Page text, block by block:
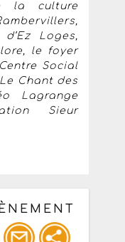
la culture
Loges,
le foyer
Social
Chant des
Lagrange
Sieur